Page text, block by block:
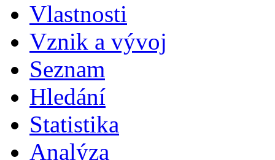
Vlastnosti
Vznik a vývoj
Seznam
Hledání
Statistika
Analýza